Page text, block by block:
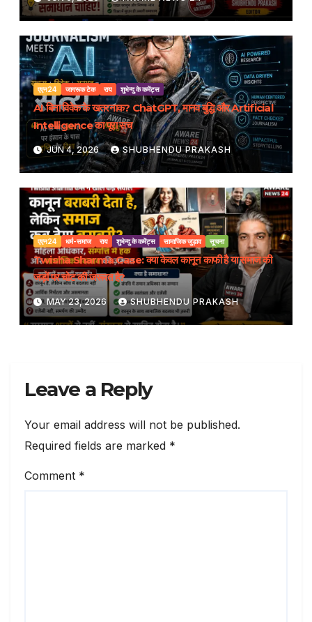
एएन24 जागरूक टेक राय शुभेन्दु के कमेंट्स
AI बिना विवेक के खतरनाक? ChatGPT, मानव बुद्धि और Artificial
Intelligence का पूरा सच
JUN 4, 2026 SHUBHENDU PRAKASH
एएन24 धर्म-समाज राय शुभेन्दु के कमेंट्स सामाजिक जुड़ाव सूचना
Twisha Sharma Case: क्या केवल कानून काफी है या समाज की
जड़ों पर चोट की जरूरत है?
MAY 23, 2026 SHUBHENDU PRAKASH
Leave a Reply
Your email address will not be published.
Required fields are marked *
Comment *